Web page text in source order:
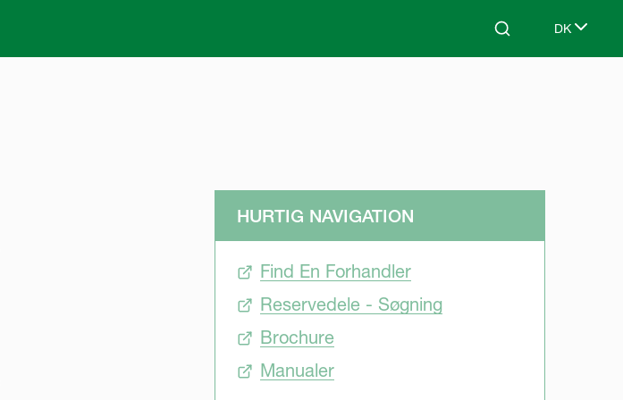
Search DK
Select
HURTIG NAVIGATION
Find En Forhandler
Reservedele - Søgning
Brochure
Manualer